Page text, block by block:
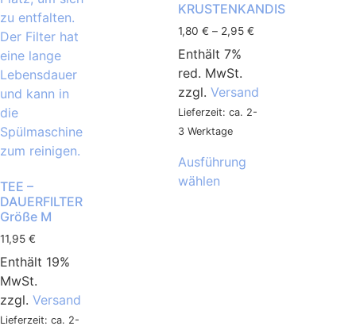
TEE –
DAUERFILTER
Größe M
11,95 €
Enthält 19%
MwSt.
zzgl. Versand
Lieferzeit: ca. 2-
KRUSTENKANDIS
1,80 € – 2,95 €
Enthält 7%
red. MwSt.
zzgl. Versand
Lieferzeit: ca. 2-
3 Werktage
Ausführung
wählen